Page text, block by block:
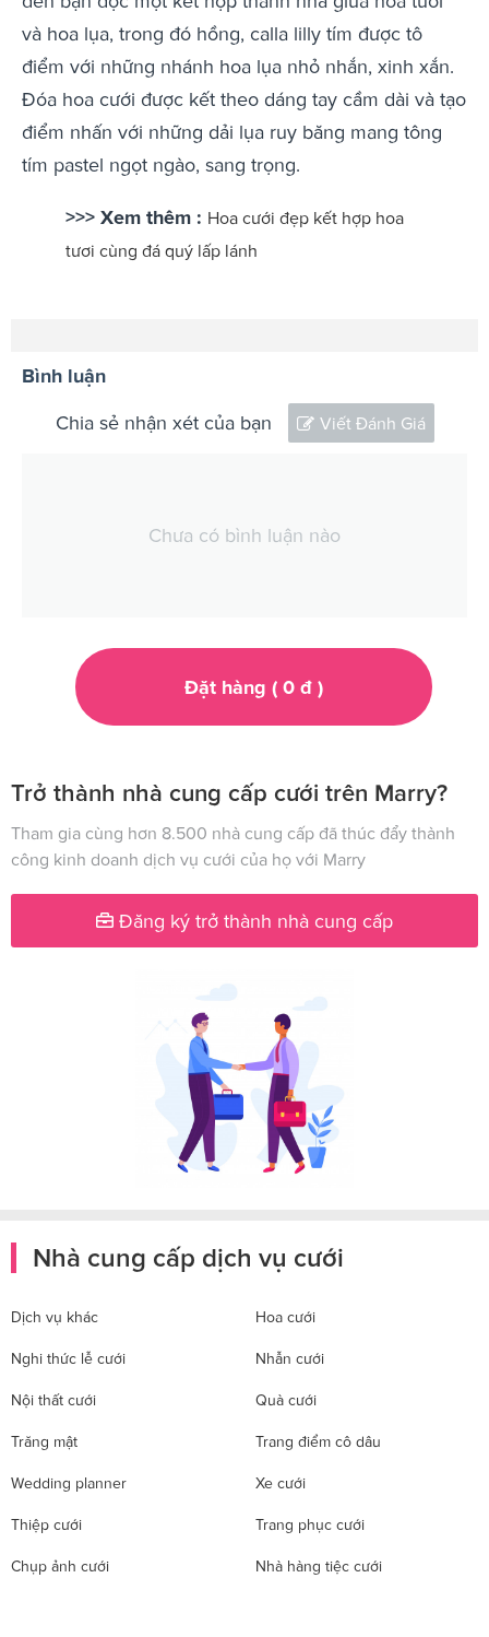
và hoa lụa, trong đó hồng, calla lilly tím được tô
điểm với những nhánh hoa lụa nhỏ nhắn, xinh xắn.
Đóa hoa cưới được kết theo dáng tay cầm dài và tạo
điểm nhấn với những dải lụa ruy băng mang tông
tím pastel ngọt ngào, sang trọng.
>>> Xem thêm : Hoa cưới đẹp kết hợp hoa
tươi cùng đá quý lấp lánh
Bình luận
Chia sẻ nhận xét của bạn Viết Đánh Giá
Chưa có bình luận nào
Đặt hàng ( 0đ )
Trở thành nhà cung cấp cưới trên Marry?
Tham gia cùng hơn 8.500 nhà cung cấp đã thúc đẩy thành
công kinh doanh dịch vụ cưới của họ với Marry
Đăng ký trở thành nhà cung cấp
Nhà cung cấp dịch vụ cưới
Dịch vụ khác Hoa cưới
Nghi thức lễ cưới Nhẫn cưới
Nội thất cưới Quà cưới
Trăng mật Trang điểm cô dâu
Wedding planner Xe cưới
Thiệp cưới Trang phục cưới
Chụp ảnh cưới Nhà hàng tiệc cưới